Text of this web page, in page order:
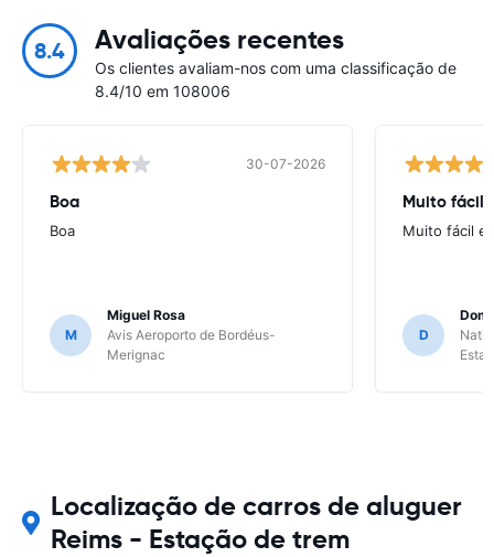
8.4 Avaliações recentes
Os clientes avaliam-nos com uma classificação de
8.4/10 em 108006
30-07-2026
Boa
Boa
M
Miguel Rosa
Avis Aeroporto de Bordéus-
Merignac
Muito fácil
Muito fácil e
D
Localização de carros de aluguer
Reims - Estação de trem